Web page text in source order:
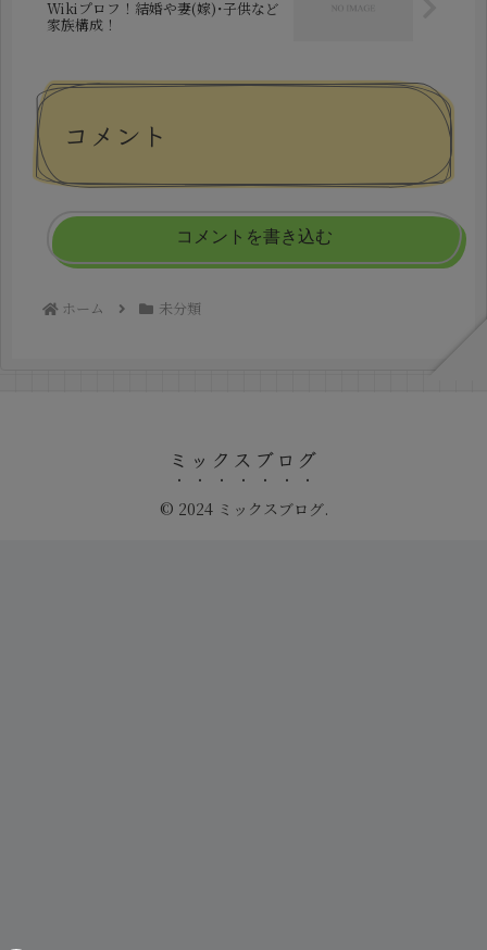
Wikiプロフ！結婚や妻(嫁)･子供など
家族構成！
コメント
コメントを書き込む
ホーム 未分類
ミックスブログ
© 2024 ミックスブログ.